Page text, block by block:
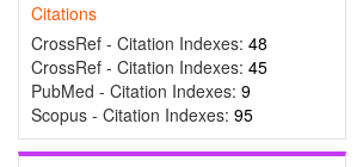
Citations
CrossRef - Citation Indexes: 48
CrossRef - Citation Indexes: 45
PubMed - Citation Indexes: 9
Scopus - Citation Indexes: 95